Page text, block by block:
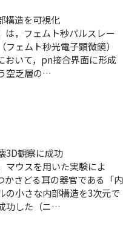
構造を可視化
は，フェムト秒パルスレー
ェムト秒光電子顕微鏡）
おいて，pn接合界面に形成
空乏層の…
3D観察に成功
マウスを用いた実験によ
かさどる耳の器官である「内
の小さな内部構造を3次元で
功した（ニ…